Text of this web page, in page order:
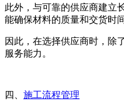
此外，与可靠的供应商建立
能确保材料的质量和交货时
因此，在选择供应商时，除
服务能力。
四、 施工流程管理